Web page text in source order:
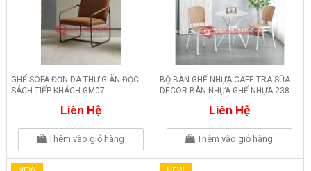
GHẾ SOFA ĐƠN DA THƯ GIÃN ĐỌC
SÁCH TIẾP KHÁCH GM07
Liên Hệ
Thêm vào giỏ hàng
BỘ BÀN GHẾ NHỰA CAFE TRÀ SỮA
DECOR BÀN NHỰA GHẾ NHỰA 238
Liên Hệ
Thêm vào giỏ hàng